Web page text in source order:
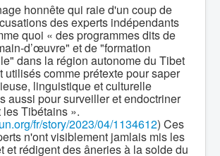
honnête qui raie d'un coup de
des experts indépendants
quoi « des programmes dits de
d’œuvre" et de "formation
dans la région autonome du Tibet
utilisés comme prétexte pour saper
linguistique et culturelle
aussi pour surveiller et endoctriner
Tibétains ».
fr/story/2023/04/1134612) Ces
n'ont visiblement jamlais mis les
et rédigent des âneries à la solde du